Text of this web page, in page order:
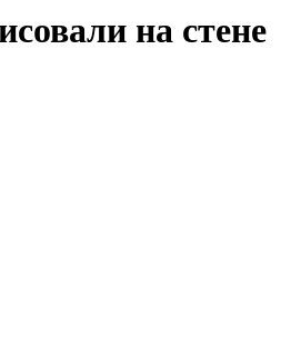
на стене